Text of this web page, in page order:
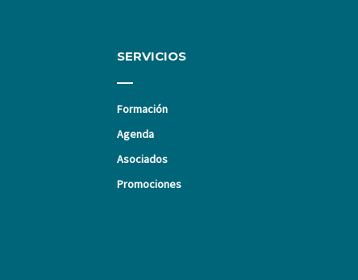
SERVICIOS
Formación
Agenda
Asociados
Promociones